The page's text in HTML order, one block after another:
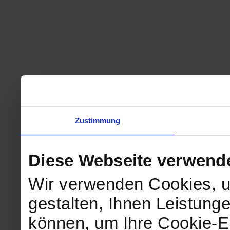
Zustimmung
Diese Webseite
Wir verwenden Cookies,
gestalten, Ihnen
können, um Ihre Cookie-